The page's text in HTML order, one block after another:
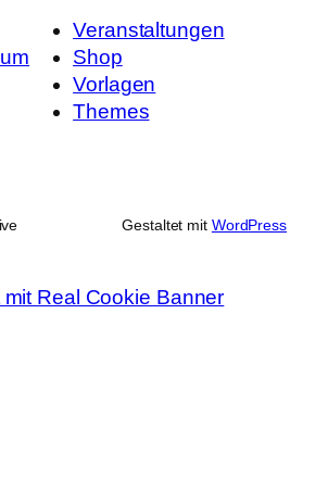
Veranstaltungen
Shop
Vorlagen
Themes
Gestaltet mit WordPress
Real Cookie Banner